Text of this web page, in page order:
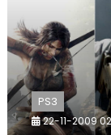
PS3
22-11-2009